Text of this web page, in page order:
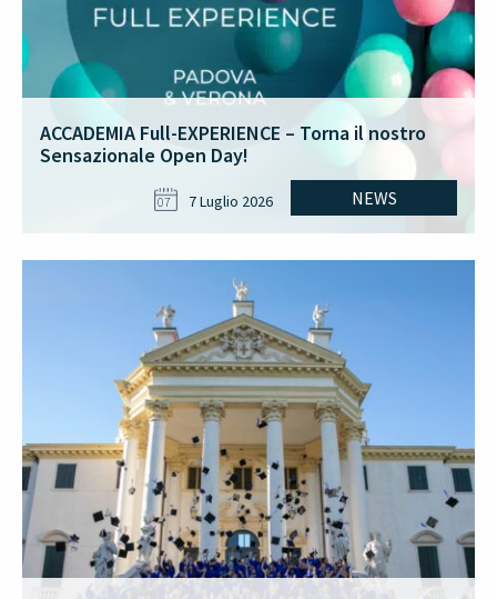
ACCADEMIA Full-EXPERIENCE – Torna il nostro
Sensazionale Open Day!
NEWS
07 7 Luglio 2026